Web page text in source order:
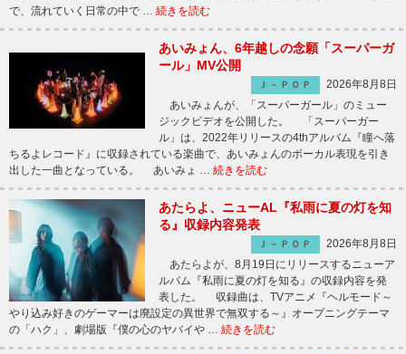
で、流れていく日常の中で … 続きを読む
あいみょん、6年越しの念願「スーパーガ
ール」MV公開
Ｊ－ＰＯＰ
2026年8月8日
あいみょんが、「スーパーガール」のミュー
ジックビデオを公開した。 「スーパーガー
ル」は、2022年リリースの4thアルバム『瞳へ落
ちるよレコード』に収録されている楽曲で、あいみょんのボーカル表現を引き
出した一曲となっている。 あいみょ … 続きを読む
あたらよ、ニューAL『私雨に夏の灯を知
る』収録内容発表
Ｊ－ＰＯＰ
2026年8月8日
あたらよが、8月19日にリリースするニューア
ルバム『私雨に夏の灯を知る』の収録内容を発
表した。 収録曲は、TVアニメ『ヘルモード～
やり込み好きのゲーマーは廃設定の異世界で無双する～』オープニングテーマ
の「ハク」、劇場版『僕の心のヤバイや … 続きを読む